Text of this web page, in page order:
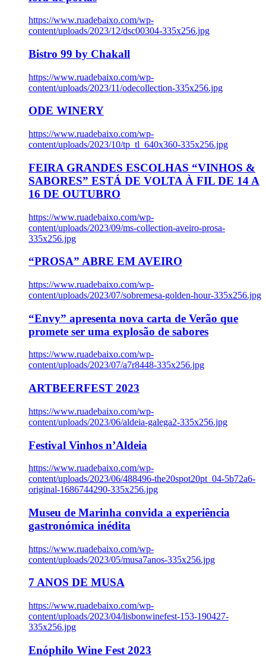
https://www.ruadebaixo.com/wp-
content/uploads/2023/12/dsc00304-335x256.jpg
Bistro 99 by Chakall
https://www.ruadebaixo.com/wp-
content/uploads/2023/11/odecollection-335x256.jpg
ODE WINERY
https://www.ruadebaixo.com/wp-
content/uploads/2023/10/tp_tl_640x360-335x256.jpg
FEIRA GRANDES ESCOLHAS “VINHOS &
SABORES” ESTÁ DE VOLTA À FIL DE 14 A
16 DE OUTUBRO
https://www.ruadebaixo.com/wp-
content/uploads/2023/09/ms-collection-aveiro-prosa-
335x256.jpg
“PROSA” ABRE EM AVEIRO
https://www.ruadebaixo.com/wp-
content/uploads/2023/07/sobremesa-golden-hour-335x256.jpg
“Envy” apresenta nova carta de Verão que
promete ser uma explosão de sabores
https://www.ruadebaixo.com/wp-
content/uploads/2023/07/a7r8448-335x256.jpg
ARTBEERFEST 2023
https://www.ruadebaixo.com/wp-
content/uploads/2023/06/aldeia-galega2-335x256.jpg
Festival Vinhos n’Aldeia
https://www.ruadebaixo.com/wp-
content/uploads/2023/06/488496-the20spot20pt_04-5b72a6-
original-1686744290-335x256.jpg
Museu de Marinha convida a experiência
gastronómica inédita
https://www.ruadebaixo.com/wp-
content/uploads/2023/05/musa7anos-335x256.jpg
7 ANOS DE MUSA
https://www.ruadebaixo.com/wp-
content/uploads/2023/04/lisbonwinefest-153-190427-
335x256.jpg
Enóphilo Wine Fest 2023